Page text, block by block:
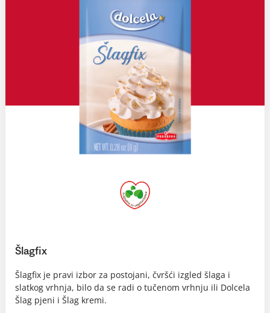
Šlagfix
Šlagfix je pravi izbor za postojani, čvršći izgled šlaga i
slatkog vrhnja, bilo da se radi o tučenom vrhnju ili Dolcela
Šlag pjeni i Šlag kremi.